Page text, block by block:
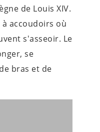
de Louis XIV.
à accoudoirs où
s'asseoir. Le
se
bras et de